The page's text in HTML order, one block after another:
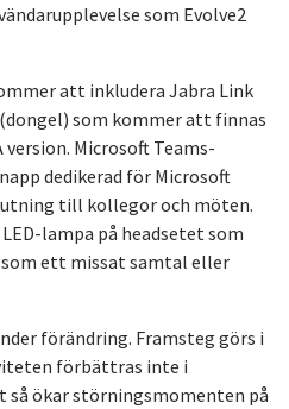
som Evolve2
att inkludera Jabra Link
som kommer att finnas
version. Microsoft Teams-
dedikerad för Microsoft
till kollegor och möten.
lampa på headsetet som
ett missat samtal eller
förändring. Framsteg görs i
förbättras inte i
ökar störningsmomenten på